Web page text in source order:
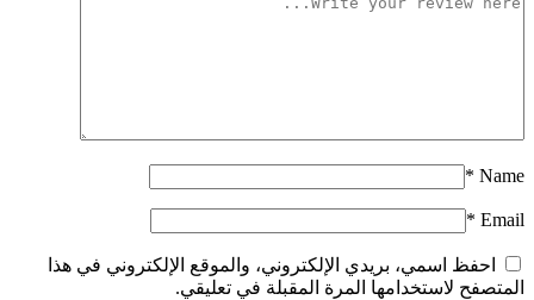
Name
*
Email
*
احفظ اسمي، بريدي الإلكتروني، والموقع الإلكتروني في هذا
المتصفح لاستخدامها المرة المقبلة في تعليقي.